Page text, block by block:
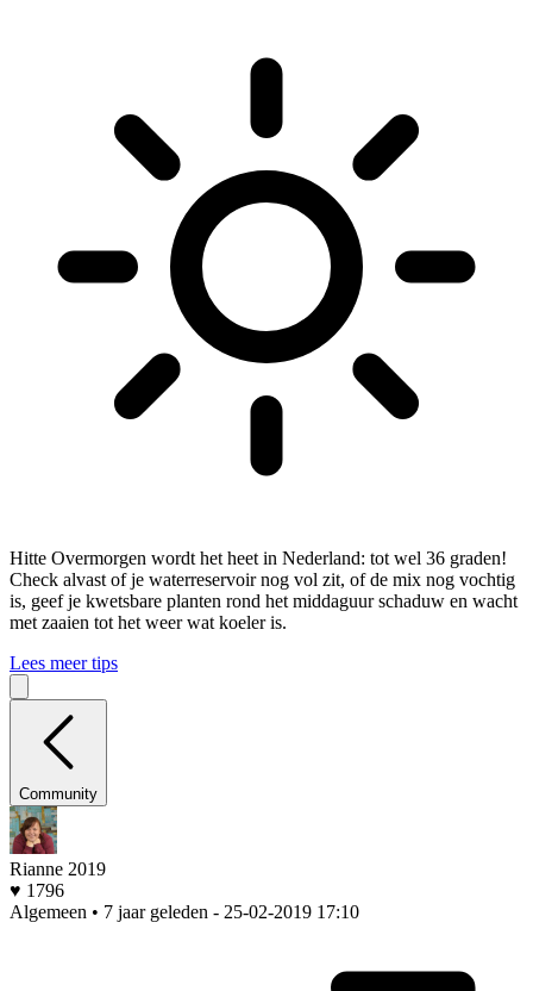
Hitte Overmorgen wordt het heet in Nederland: tot wel 36 graden!
Check alvast of je waterreservoir nog vol zit, of de mix nog vochtig
is, geef je kwetsbare planten rond het middaguur schaduw en wacht
met zaaien tot het weer wat koeler is.
Lees meer tips
Community
Rianne 2019
♥ 1796
Algemeen • 7 jaar geleden - 25-02-2019 17:10